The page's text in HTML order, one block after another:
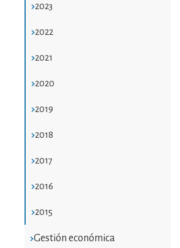
2023
2022
2021
2020
2019
2018
2017
2016
2015
Gestión económica